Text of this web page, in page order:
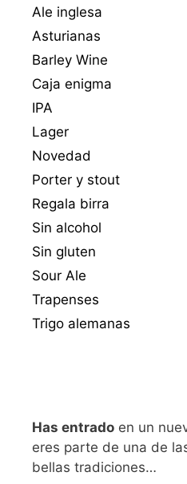
Ale inglesa
Asturianas
Barley Wine
Caja enigma
IPA
Lager
Novedad
Porter y stout
Regala birra
Sin alcohol
Sin gluten
Sour Ale
Trapenses
Trigo alemanas
Has entrado en un
eres parte de una de
bellas tradiciones…